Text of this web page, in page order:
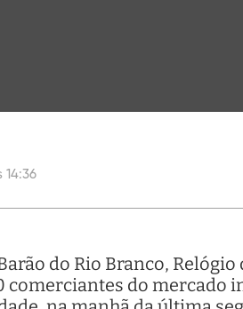
14:36
do Rio Branco,
comerciantes do mercado